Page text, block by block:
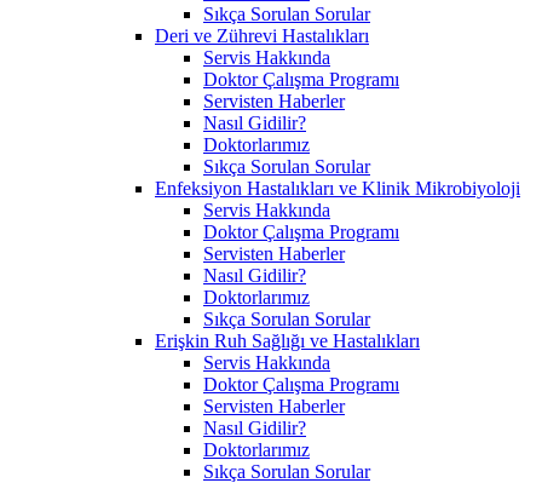
Sıkça Sorulan Sorular
Deri ve Zührevi Hastalıkları
Servis Hakkında
Doktor Çalışma Programı
Servisten Haberler
Nasıl Gidilir?
Doktorlarımız
Sıkça Sorulan Sorular
Enfeksiyon Hastalıkları ve Klinik Mikrobiyoloji
Servis Hakkında
Doktor Çalışma Programı
Servisten Haberler
Nasıl Gidilir?
Doktorlarımız
Sıkça Sorulan Sorular
Erişkin Ruh Sağlığı ve Hastalıkları
Servis Hakkında
Doktor Çalışma Programı
Servisten Haberler
Nasıl Gidilir?
Doktorlarımız
Sıkça Sorulan Sorular